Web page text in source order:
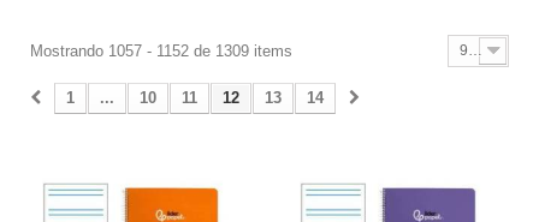
Mostrando 1057 - 1152 de 1309 items 96
1 ... 10 11 12 13 14